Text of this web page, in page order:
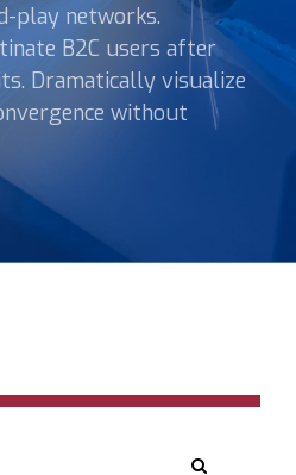
play networks.
B2C users after
Dramatically visualize
without